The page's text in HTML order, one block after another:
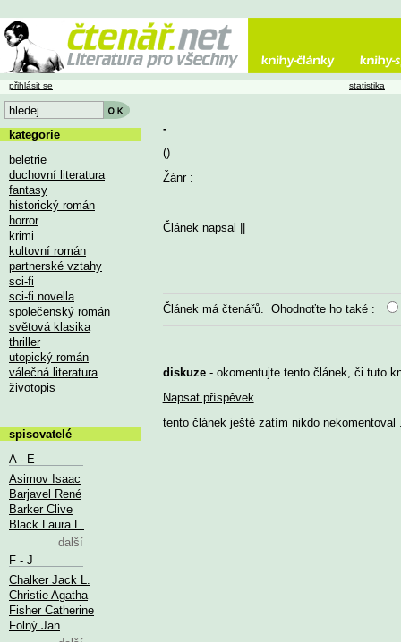
-
()
Žánr :
Článek napsal
Článek má čtenářů. Ohodnoťte ho také :
diskuze- okomentujte tento článek, či tuto
Napsat příspěvek
tento článek ještě zatím nikdo nekomentoval
přihlásit se statistika
kategorie
beletrie
duchovní literatura
fantasy
historický román
horror
krimi
kultovní román
partnerské vztahy
sci-fi
sci-fi novella
společenský román
světová klasika
thriller
utopický román
válečná literatura
životopis
spisovatelé
A - E
Asimov Isaac
Barjavel René
Barker Clive
Black Laura L.
další
F - J
Chalker Jack L.
Christie Agatha
Fisher Catherine
Folný Jan